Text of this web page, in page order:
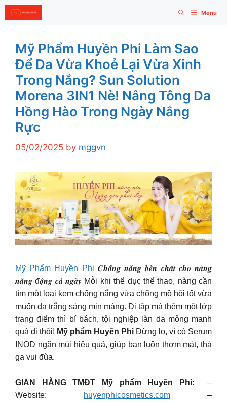
Skip
to
Menu
Mỹ Phẩm Huyền Phi Làm Sao
Để Da Vừa Khoẻ Lại Vừa Xinh
Trong Nắng? Sun Solution
Morena 3IN1 Nè! Nâng Tông Da
Hồng Hào Trong Ngày Nắng
Rực
05/02/2025 by mggvn
Mỹ Phẩm Huyền Phi 𝑪𝒉𝒐̂́𝒏𝒈 𝒏𝒂̆́𝒏𝒈 𝒃𝒆̂̀𝒏 𝒄𝒉𝒂̣̆𝒕 𝒄𝒉𝒐 𝒏𝒂̀𝒏𝒈
𝒏𝒂̆𝒏𝒈 đ𝒐̣̂𝒏𝒈 𝒄𝒂̉ 𝒏𝒈𝒂̀𝒚 Mỗi khi thể dục thể thao, nàng cần
tìm một loại kem chống nắng vừa chống mồ hôi tốt vừa
muốn da trắng sáng mịn màng. Đi tập mà thêm một lớp
trang điểm thì bí bách, tội nghiệp làn da mỏng manh
quá đi thôi! Mỹ phẩm Huyền Phi Đừng lo, vì có Serum
INOD ngăn mùi hiệu quả, giúp bạn luôn thơm mát, thả
ga vui đùa.
GIAN HÀNG TMĐT Mỹ phẩm Huyền Phi:
–
Website:
huyenphicosmetics.com –